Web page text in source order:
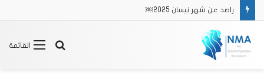
راصد عن شهر نيسان 2025￼
القائمة
بحث